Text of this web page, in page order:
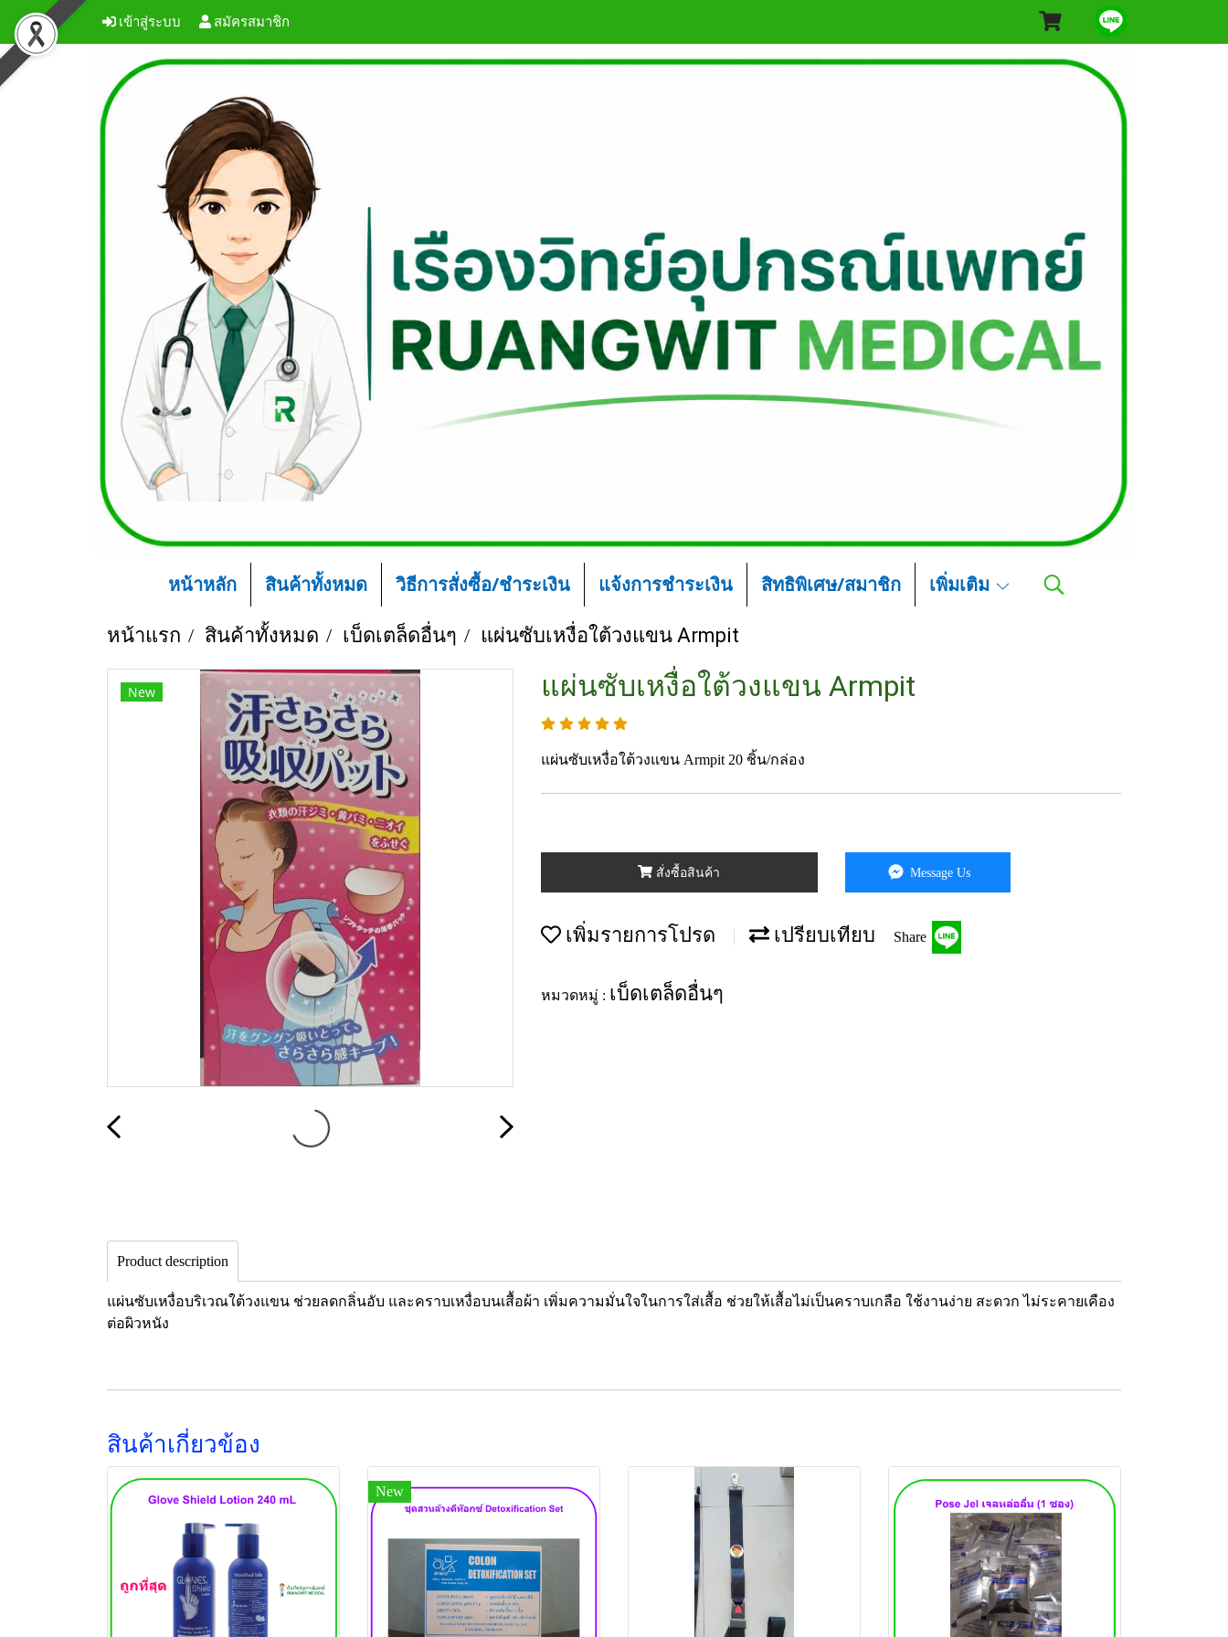
เข้าสู่ระบบ สมัครสมาชิก
หน้าหลัก สินค้าทั้งหมด วิธีการสั่งซื้อ/ชำระเงิน แจ้งการชำระเงิน สิทธิพิเศษ/สมาชิก เพิ่มเติม
หน้าแรก สินค้าทั้งหมด เบ็ดเตล็ดอื่นๆ แผ่นซับเหงื่อใต้วงแขน Armpit
New แผ่นซับเหงื่อใต้วงแขน Armpit
แผ่นซับเหงื่อใต้วงแขน Armpit 20 ชิ้น/กล่อง
สั่งซื้อสินค้า Message Us
เพิ่มรายการโปรด เปรียบเทียบ Share
หมวดหมู่ : เบ็ดเตล็ดอื่นๆ
Product description
แผ่นซับเหงื่อบริเวณใต้วงแขน ช่วยลดกลิ่นอับ และคราบเหงื่อบนเสื้อผ้า เพิ่มความมั่นใจในการใส่เสื้อ ช่วยให้เสื้อไม่เป็นคราบเกลือ ใช้งานง่าย สะดวก ไม่ระคายเคือง
ต่อผิวหนัง
สินค้าเกี่ยวข้อง
New